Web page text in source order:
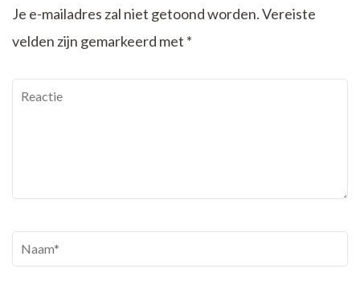
Je e-mailadres zal niet getoond worden.Vereiste
velden zijn gemarkeerd met *
Reactie
Naam*